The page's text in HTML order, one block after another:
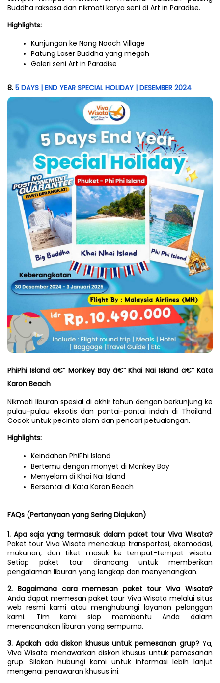
Buddha raksasa dan nikmati karya seni di Art in Paradise.
Highlights:
Kunjungan ke Nong Nooch Village
Patung Laser Buddha yang megah
Galeri seni Art in Paradise
8. 5 DAYS | END YEAR SPECIAL HOLIDAY | DESEMBER 2024
PhiPhi Island â€“ Monkey Bay â€“ Khai Nai Island â€“ Kata
Karon Beach
Nikmati liburan spesial di akhir tahun dengan berkunjung ke
pulau-pulau eksotis dan pantai-pantai indah di Thailand.
Cocok untuk pecinta alam dan pencari petualangan.
Highlights:
Keindahan PhiPhi Island
Bertemu dengan monyet di Monkey Bay
Menyelam di Khai Nai Island
Bersantai di Kata Karon Beach
FAQs (Pertanyaan yang Sering Diajukan)
1. Apa saja yang termasuk dalam paket tour Viva Wisata?
Paket tour Viva Wisata mencakup transportasi, akomodasi,
makanan, dan tiket masuk ke tempat-tempat wisata.
Setiap paket tour dirancang untuk memberikan
pengalaman liburan yang lengkap dan menyenangkan.
2. Bagaimana cara memesan paket tour Viva Wisata?
Anda dapat memesan paket tour Viva Wisata melalui situs
web resmi kami atau menghubungi layanan pelanggan
kami. Tim kami siap membantu Anda dalam
merencanakan liburan yang sempurna.
3. Apakah ada diskon khusus untuk pemesanan grup? Ya,
Viva Wisata menawarkan diskon khusus untuk pemesanan
grup. Silakan hubungi kami untuk informasi lebih lanjut
mengenai penawaran khusus ini.